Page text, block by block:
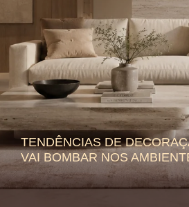
TENDÊNCIAS DE
VAI BOMBAR NOS